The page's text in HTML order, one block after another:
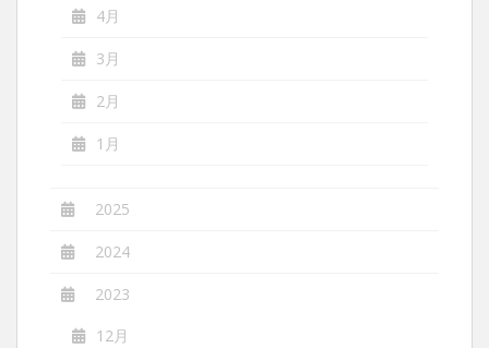
4月
3月
2月
1月
2025
2024
2023
12月